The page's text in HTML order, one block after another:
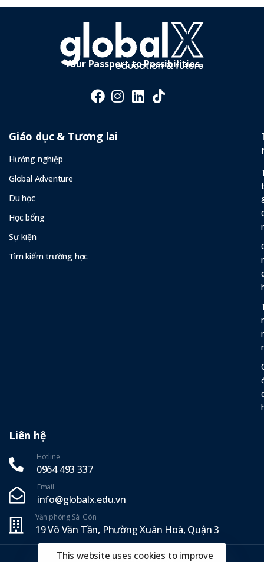
Your Passport to Possibilities
Giáo dục & Tương lai
Hướng nghiệp
Global Adventure
Du học
Học bổng
Sự kiện
Tìm kiếm trường học
Liên hệ
Hotline
0964 493 337‬
Email
info@globalx.edu.vn
Văn phòng Sài Gòn
19 Võ Văn Tần, Phường Xuân Hoà, Quận 3
This website uses cookies to improve